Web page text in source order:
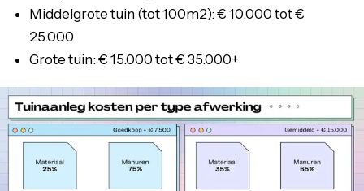
Middelgrote tuin (tot 100m2): € 10.000 tot €
25.000
Grote tuin: € 15.000 tot € 35.000+